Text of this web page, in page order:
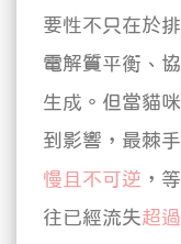
要性不只在於
電解質平衡、
生成。但當貓
到影響，最棘
慢且不可逆 ，
往已經流失超